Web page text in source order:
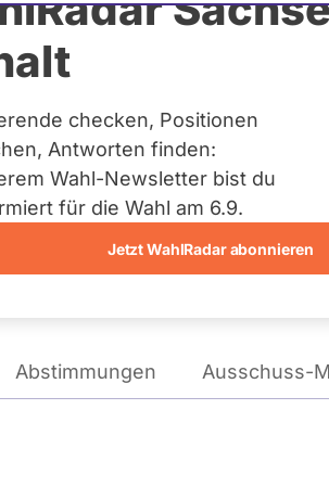
checken, Positionen
Antworten finden:
Wahl-Newsletter bist du
für die Wahl am 6.9.
Jetzt WahlRadar abonnieren
Wie tickt Sascha Müller?
Abstimmungen Ausschuss-